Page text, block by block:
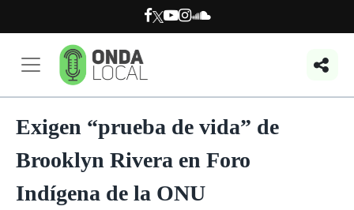
Exigen “prueba de vida” de
Brooklyn Rivera en Foro
Indígena de la ONU